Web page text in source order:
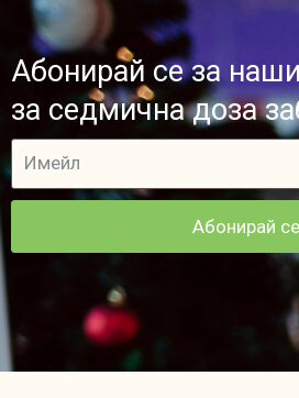
Абонирай се за
за седмична доза
Абонирай се